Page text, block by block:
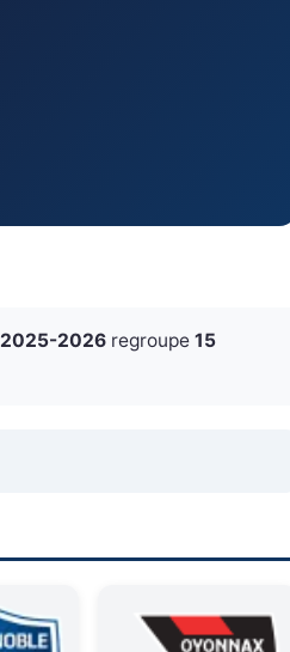
2025-2026 regroupe 15